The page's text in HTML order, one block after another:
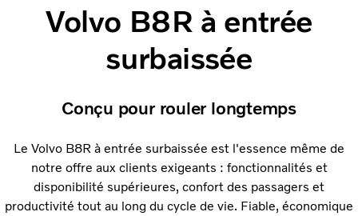
Volvo B8R à entrée
surbaissée
Conçu pour rouler longtemps
Le Volvo B8R à entrée surbaissée est l'essence même de
notre offre aux clients exigeants : fonctionnalités et
disponibilité supérieures, confort des passagers et
productivité tout au long du cycle de vie. Fiable, économique